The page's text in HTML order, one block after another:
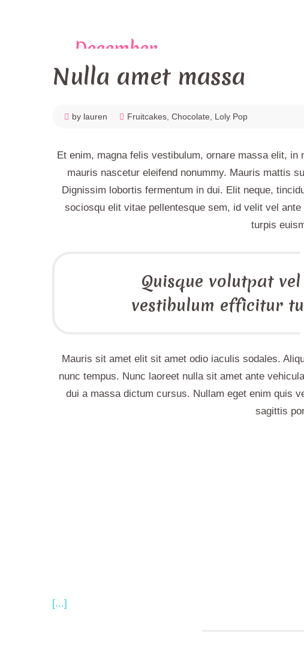
December
Nulla amet massa
by lauren Fruitcakes Chocolate Loly Pop
Et enim, magna felis vestibulum, ornare massa elit,
mauris nascetur eleifend nonummy. Mauris mattis
Dignissim lobortis fermentum in dui. Elit neque,
sociosqu elit vitae pellentesque sem, id velit vel
turpis
Quisque volutpat
vestibulum efficitur
Mauris sit amet elit sit amet odio iaculis sodales.
nunc tempus. Nunc laoreet nulla sit amet ante
dui a massa dictum cursus. Nullam eget enim quis
sagittis
[...]